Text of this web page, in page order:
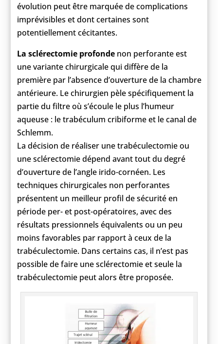
évolution peut être marquée de complications
imprévisibles et dont certaines sont
potentiellement cécitantes.
La sclérectomie profondenon perforante est
une variante chirurgicale qui diffère de la
première par l’absence d’ouverture de la chambre
antérieure. Le chirurgien pèle spécifiquement la
partie du filtre où s’écoule le plus l’humeur
aqueuse : le trabéculum cribiforme et le canal de
Schlemm.
La décision de réaliser une trabéculectomie ou
une sclérectomie dépend avant tout du degré
d’ouverture de l’angle irido-cornéen. Les
techniques chirurgicales non perforantes
présentent un meilleur profil de sécurité en
période per- et post-opératoires, avec des
résultats pressionnels équivalents ou un peu
moins favorables par rapport à ceux de la
trabéculectomie. Dans certains cas, il n’est pas
possible de faire une sclérectomie et seule la
trabéculectomie peut alors être proposée.